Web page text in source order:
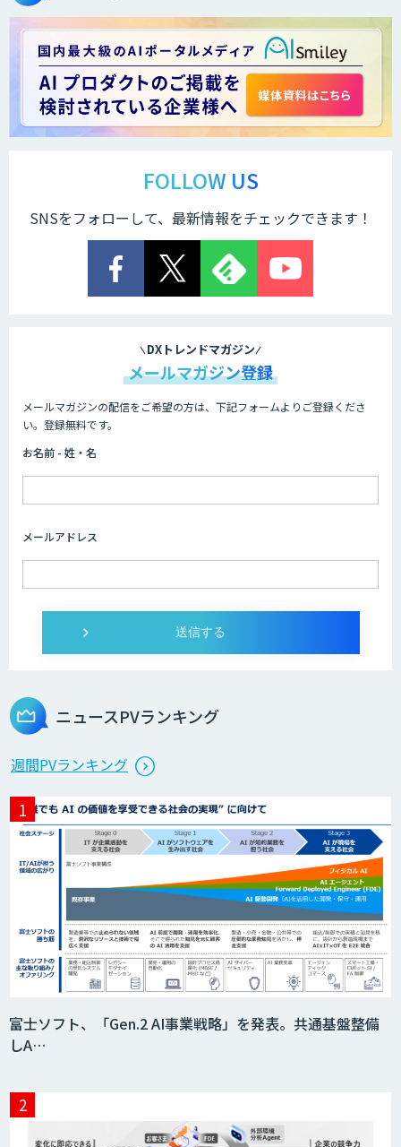
FOLLOW US
SNSをフォローして、最新情報をチェックできます！
DXトレンドマガジン
メールマガジン登録
メールマガジンの配信をご希望の方は、下記フォームよりご登録くださ
い。登録無料です。
お名前 - 姓・名
メールアドレス
ニュースPVランキング
週間PVランキング
富士ソフト、「Gen.2 AI事業戦略」を発表。共通基盤整備
しA…